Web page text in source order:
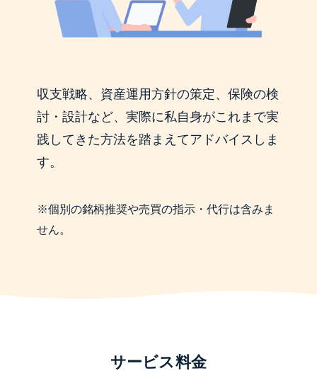
収支戦略、資産運用方針の策定、保険の検
討・設計など、実際に私自身がこれまで実
践してきた方法を踏まえてアドバイスしま
す。
※個別の銘柄推奨や売買の指示・代行は含みま
せん。
サービス料金